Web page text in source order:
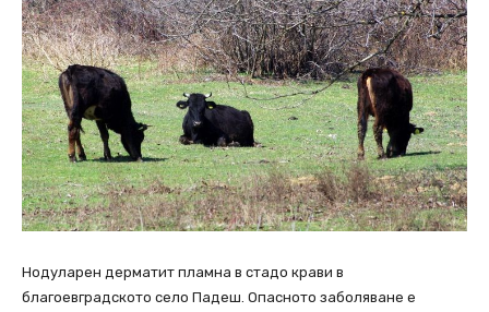
Нодуларен дерматит пламна в стадо крави в
благоевградското село Падеш. Опасното заболяване е